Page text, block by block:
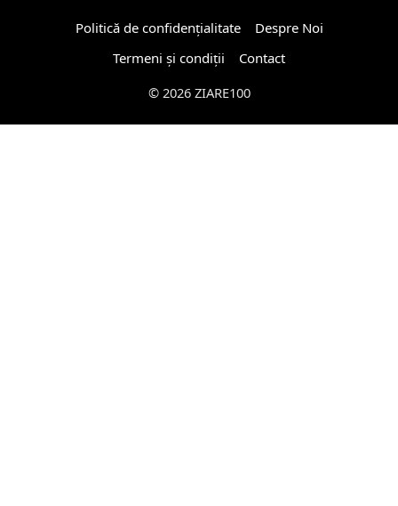
Politică de confidențialitate
Despre Noi
Termeni și condiții
Contact
© 2026 ZIARE100